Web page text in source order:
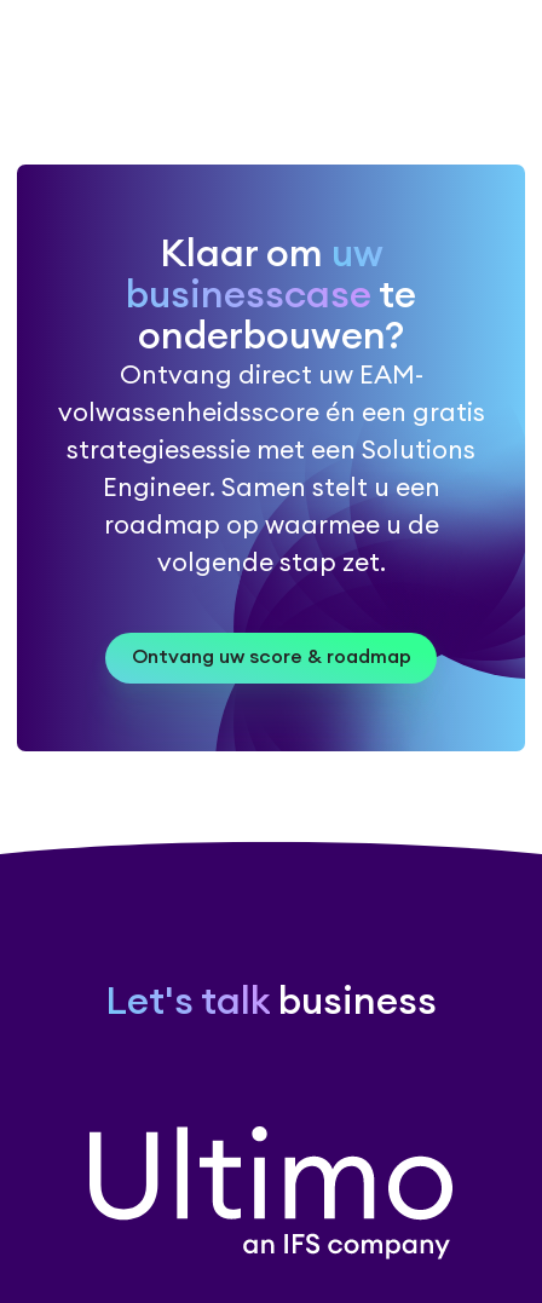
Klaar om uw
businesscase te
onderbouwen?
Ontvang direct uw EAM-
volwassenheidsscore én een gratis
strategiesessie met een Solutions
Engineer. Samen stelt u een
roadmap op waarmee u de
volgende stap zet.
Ontvang uw score & roadmap
Let's talk business